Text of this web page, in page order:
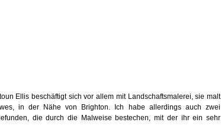
Ellis beschäftigt sich vor allem mit Landschaftsmalerei, sie malt
in der Nähe von Brighton. Ich habe allerdings auch zwei
die durch die Malweise bestechen, mit der ihr ein sehr